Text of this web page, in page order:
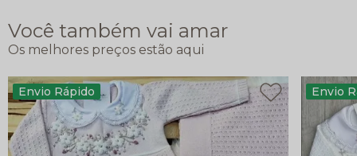
Você também vai amar
Envio Rápido Envio